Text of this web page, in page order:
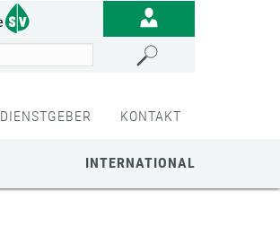
DIENSTGEBER KONTAKT
INTERNATIONAL